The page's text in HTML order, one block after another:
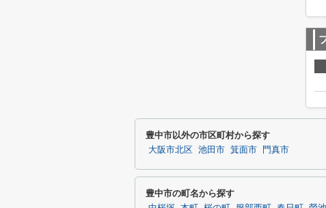
豊中市以外の市区町村から探す
大阪市北区 池田市 箕面市 門真市
豊中市の町名から探す